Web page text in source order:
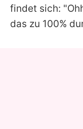
findet sich:
das zu 100%